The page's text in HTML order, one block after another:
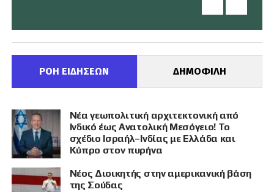
ΡΟΗ ΕΙΔΗΣΕΩΝ ΔΗΜΟΦΙΛΗ
Νέα γεωπολιτική αρχιτεκτονική από
Ινδικό έως Ανατολική Μεσόγειο! Το
σχέδιο Ισραήλ–Ινδίας με Ελλάδα και
Κύπρο στον πυρήνα
Νέος Διοικητής στην αμερικανική βάση
της Σούδας